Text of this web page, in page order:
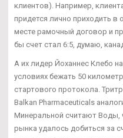
клиентов). Например,
придется лично приходить в
месте рамочный договор и
бы счет стал 6:5, думаю,
А их лидер Йоханнес Клебо
условиях бежать 50
стартового протокола.
Balkan Pharmaceuticals
Минеральной считают Воды,
рынка удалось добиться за